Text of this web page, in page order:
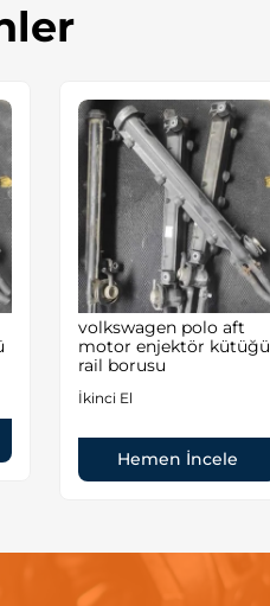
volkswagen polo aft
motor enjektör kütüğü
rail borusu
İkinci El
Hemen İncele